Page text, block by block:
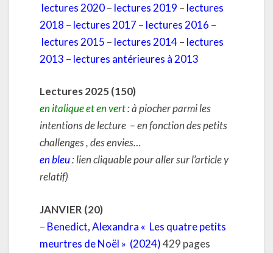
lectures 2020– lectures 2019 – lectures
2018 – lectures 2017 – lectures 2016 –
lectures 2015 – lectures 2014– lectures
2013 – lectures antérieures à 2013
Lectures 2025 (150)
en italique et en vert: à piocher parmi les
intentions de lecture – en fonction des petits
challenges , des envies…
en bleu: lien cliquable pour aller sur l’article y
relatif)
JANVIER (20)
– Benedict, Alexandra « Les quatre petits
meurtres de Noël » (2024)429 pages